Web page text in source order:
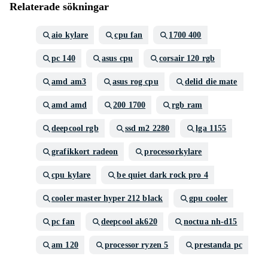
Relaterade sökningar
aio kylare cpu fan 1700 400
pc 140 asus cpu corsair 120 rgb
amd am3 asus rog cpu delid die mate
amd amd 200 1700 rgb ram
deepcool rgb ssd m2 2280 lga 1155
grafikkort radeon processorkylare
cpu kylare be quiet dark rock pro 4
cooler master hyper 212 black gpu cooler
pc fan deepcool ak620 noctua nh-d15
am 120 processor ryzen 5 prestanda pc